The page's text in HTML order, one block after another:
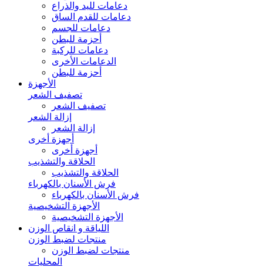
دعامات لليد والذراع
دعامات للقدم الساق
دعامات للجسم
أحزمة للبطن
دعامات للركبة
الدعامات الأخرى
أحزمة للبطن
الأجهزة
تصفيف الشعر
تصفيف الشعر
إزالة الشعر
إزالة الشعر
أجهزة أخرى
أجهزة أخرى
الحلاقة والتشذيب
الحلاقة والتشذيب
فرش الأسنان بالكهرباء
فرش الأسنان بالكهرباء
الأجهزة التشخيصية
الأجهزة التشخيصية
اللياقة و انقاص الوزن
منتجات لضبط الوزن
منتجات لضبط الوزن
المحليات